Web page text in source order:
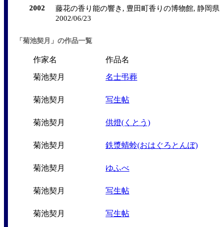
2002
藤花の香り能の響き, 豊田町香りの博物館, 静岡県
2002/06/23
「菊池契月」の作品一覧
作家名 作品名
菊池契月 名士弔葬
菊池契月 写生帖
菊池契月 供燈(くとう)
菊池契月 鉄漿蜻蛉(おはぐろとんぼ)
菊池契月 ゆふべ
菊池契月 写生帖
菊池契月 写生帖